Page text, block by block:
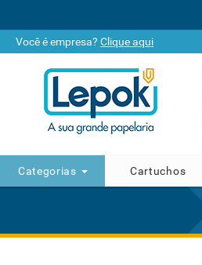
Você é empresa? Clique aqui
Categorias Cartuchos